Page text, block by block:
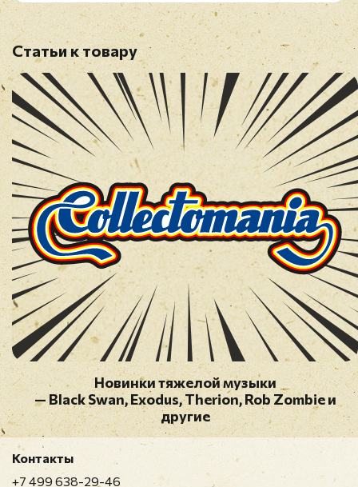
Имя*
E-mail
Отзыв*
Прикрепить фото
Оставить отзыв
Перед публикацией отзывы проходят
Статьи к товару
Новинки тяжелой музыки
— Black Swan, Exodus, Therion, Rob Zombie и
другие
Контакты
+7 499 638-29-46